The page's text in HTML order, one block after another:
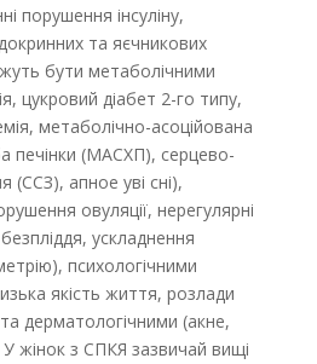
порушення інсуліну,
та яєчникових
бути метаболічними
цукровий діабет 2-го типу,
метаболічно-асоційована
печінки (МАСХП), серцево-
(ССЗ), апное уві сні),
овуляції, нерегулярні
ускладнення
психологічними
якість життя, розлади
дерматологічними (акне,
У жінок з СПКЯ зазвичай вищі